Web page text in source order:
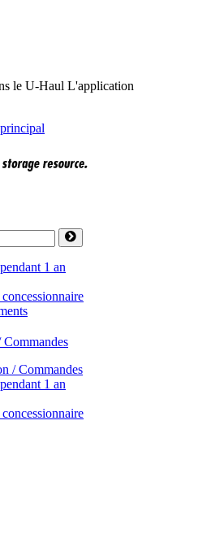
le U-Haul L'application
1 an
/ Commandes
1 an